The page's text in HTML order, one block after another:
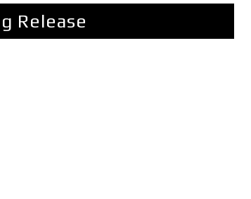
Release